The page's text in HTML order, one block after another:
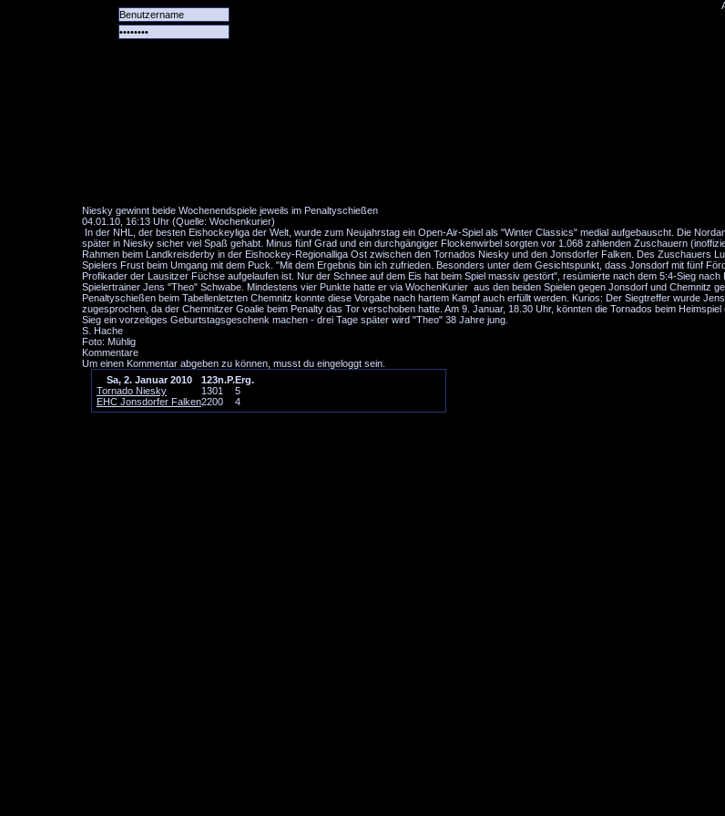
Niesky gewinnt beide Wochenendspiele jeweils im Penaltyschießen
04.01.10, 16:13 Uhr (Quelle: Wochenkurier)
In der NHL, der besten Eishockeyliga der Welt, wurde zum Neujahrstag ein Open-Air-Spiel als "Winter Classics" medial aufgebauscht. Die
später in Niesky sicher viel Spaß gehabt. Minus fünf Grad und ein durchgängiger Flockenwirbel sorgten vor 1.068 zahlenden Zuschauern
Rahmen beim Landkreisderby in der Eishockey-Regionalliga Ost zwischen den Tornados Niesky und den Jonsdorfer Falken. Des Zuschauers
Spielers Frust beim Umgang mit dem Puck. "Mit dem Ergebnis bin ich zufrieden. Besonders unter dem Gesichtspunkt, dass Jonsdorf mit fünf
Profikader der Lausitzer Füchse aufgelaufen ist. Nur der Schnee auf dem Eis hat beim Spiel massiv gestört", resümierte nach dem 5:4-Sieg
Spielertrainer Jens "Theo" Schwabe. Mindestens vier Punkte hatte er via WochenKurier aus den beiden Spielen gegen Jonsdorf und Chemnitz
Penaltyschießen beim Tabellenletzten Chemnitz konnte diese Vorgabe nach hartem Kampf auch erfüllt werden. Kurios: Der Siegtreffer wurde
zugesprochen, da der Chemnitzer Goalie beim Penalty das Tor verschoben hatte. Am 9. Januar, 18.30 Uhr, könnten die Tornados beim
Sieg ein vorzeitiges Geburtstagsgeschenk machen - drei Tage später wird "Theo" 38 Jahre jung.
S. Hache
Foto: Mühlig
Kommentare
Um einen Kommentar abgeben zu können, musst du eingeloggt sein.
Sa, 2. Januar 2010
123n.P.Erg.
Tornado Niesky
1301
5
EHC Jonsdorfer Falken2200 4